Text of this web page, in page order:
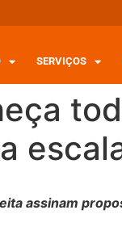
SERVIÇOS
assinam